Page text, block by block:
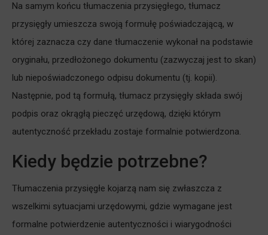
Na samym końcu tłumaczenia przysięgłego, tłumacz
przysięgły umieszcza swoją formułę poświadczającą, w
której zaznacza czy dane tłumaczenie wykonał na podstawie
oryginału, przedłożonego dokumentu (zazwyczaj jest to skan)
lub niepoświadczonego odpisu dokumentu (tj. kopii).
Następnie, pod tą formułą, tłumacz przysięgły składa swój
podpis oraz okrągłą pieczęć urzędową, dzięki którym
autentyczność przekładu zostaje formalnie potwierdzona.
Kiedy będzie potrzebne?
Tłumaczenia przysięgłe kojarzą nam się zwłaszcza z
wszelkimi sytuacjami urzędowymi, gdzie wymagane jest
formalne potwierdzenie autentyczności i wiarygodności